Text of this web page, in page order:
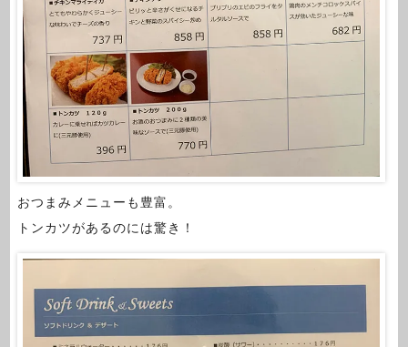
おつまみメニューも豊富。
トンカツがあるのには驚き！